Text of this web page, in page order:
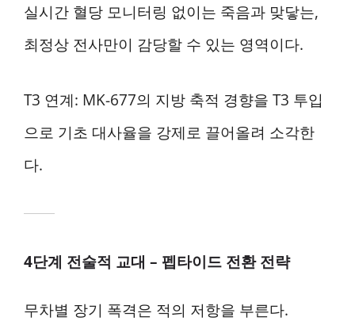
실시간 혈당 모니터링 없이는 죽음과 맞닿는,
최정상 전사만이 감당할 수 있는 영역이다.
T3 연계: MK-677의 지방 축적 경향을 T3 투입
으로 기초 대사율을 강제로 끌어올려 소각한
다.
4단계 전술적 교대 – 펩타이드 전환 전략
무차별 장기 폭격은 적의 저항을 부른다.